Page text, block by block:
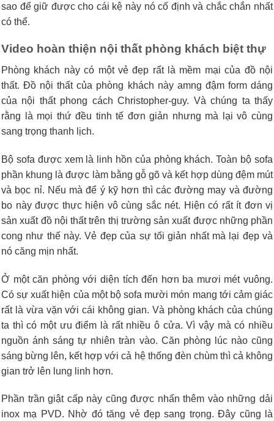
sao để giữ được cho cái kệ này nó cố định và chắc chắn nhất
có thể.
Video hoàn thiện nội thất phòng khách biệt thự
Phòng khách này có một vẻ đẹp rất là mềm mại của đồ nội
thất. Đồ nội thất của phòng khách này amng đậm form dáng
của nội thất phong cách Christopher-guy. Và chúng ta thấy
rằng là mọi thứ đều tinh tế đơn giản nhưng mà lại vô cùng
sang trọng thanh lịch.
Bộ sofa được xem là linh hồn của phòng khách. Toàn bộ sofa
phần khung là được làm bằng gỗ gõ và kết hợp dùng đệm mút
và bọc nỉ. Nếu mà để ý kỹ hơn thì các đường may và đường
bo này được thực hiện vô cùng sắc nét. Hiện có rất ít đơn vị
sản xuất đồ nội thất trên thị trường sản xuất được những phần
cong như thế này. Vẻ đẹp của sự tối giản nhất mà lại đẹp và
nó căng mịn nhất.
Ở một căn phòng với diện tích đến hơn ba mươi mét vuông.
Có sự xuất hiện của một bộ sofa mười món mang tới cảm giác
rất là vừa vặn với cái không gian. Và phòng khách của chúng
ta thì có một ưu điểm là rất nhiều ô cửa. Vì vậy mà có nhiều
nguồn ánh sáng tự nhiên tràn vào. Căn phòng lúc nào cũng
sáng bừng lên, kết hợp với cả hệ thống đèn chùm thì cả không
gian trở lên lung linh hơn.
Phần trần giật cấp này cũng được nhấn thêm vào những dải
inox mạ PVD. Nhờ đó tăng vẻ đẹp sang trọng. Đây cũng là